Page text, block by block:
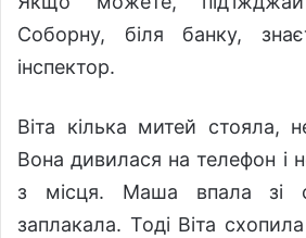
Соборну, біля банку,
інспектор.
Віта кілька митей стояла,
Вона дивилася на телефон і
з місця. Маша впала зі
заплакала. Тоді Віта